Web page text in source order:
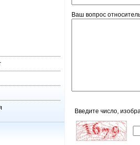
Ваш вопрос
Введите число,